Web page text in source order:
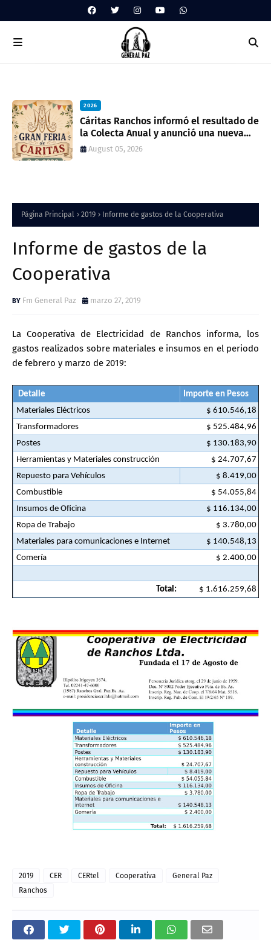
2026
Cáritas Ranchos informó el resultado de
la Colecta Anual y anunció una nueva
feria solidaria
August 05, 2026
Página Principal 2019 Informe de gastos de la Cooperativa
Informe de gastos de la
Cooperativa
Fm General Paz marzo 27, 2019
La Cooperativa de Electricidad de Ranchos informa, los
gastos realizados sobre materiales e insumos en el periodo
de febrero y marzo de 2019:
Detalle
Importe en Pesos
Materiales Eléctricos
$ 610.546,18
Transformadores
$ 525.484,96
Postes
$ 130.183,90
Herramientas y Materiales construcción
$ 24.707,67
Repuesto para Vehículos
$ 8.419,00
Combustible
$ 54.055,84
Insumos de Oficina
$ 116.134,00
Ropa de Trabajo
$ 3.780,00
Materiales para comunicaciones e Internet
$ 140.548,13
Comería
$ 2.400,00
Total: $ 1.616.259,68
2019 CER CERtel Cooperativa
General Paz
Ranchos